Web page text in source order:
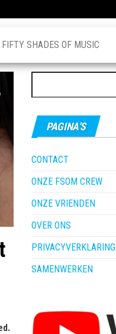
FIFTY SHADES OF MUSIC
naar:
PAGINA’S
CONTACT
ONZE FSOM CREW
ONZE VRIENDEN
OVER ONS
PRIVACYVERKLARING
SAMENWERKEN